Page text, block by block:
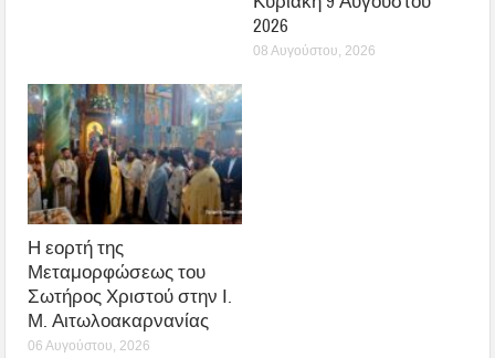
2026
08 Αυγούστου, 2026
Η εορτή της
Μεταμορφώσεως του
Σωτήρος Χριστού στην Ι.
Μ. Αιτωλοακαρνανίας
06 Αυγούστου, 2026